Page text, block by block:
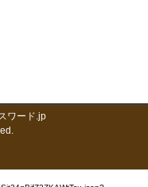
ワード.jp